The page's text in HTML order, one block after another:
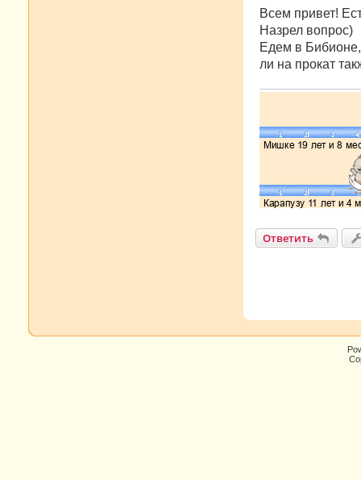
о
б
щ
е
н
и
Всем привет!
Назрел вопрос)
Едем в
ли на прокат
Ответить